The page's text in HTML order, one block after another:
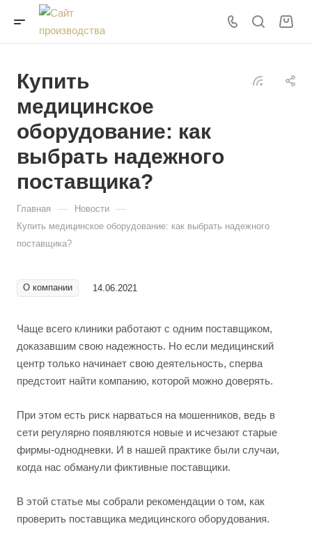
Купить
медицинское
оборудование: как
выбрать надежного
поставщика?
Главная — Новости —
Купить медицинское оборудование: как выбрать надежного
поставщика?
О компании 14.06.2021
Чаще всего клиники работают с одним поставщиком,
доказавшим свою надежность. Но если медицинский
центр только начинает свою деятельность, сперва
предстоит найти компанию, которой можно доверять.
При этом есть риск нарваться на мошенников, ведь в
сети регулярно появляются новые и исчезают старые
фирмы-однодневки. И в нашей практике были случаи,
когда нас обманули фиктивные поставщики.
В этой статье мы собрали рекомендации о том, как
проверить поставщика медицинского оборудования.